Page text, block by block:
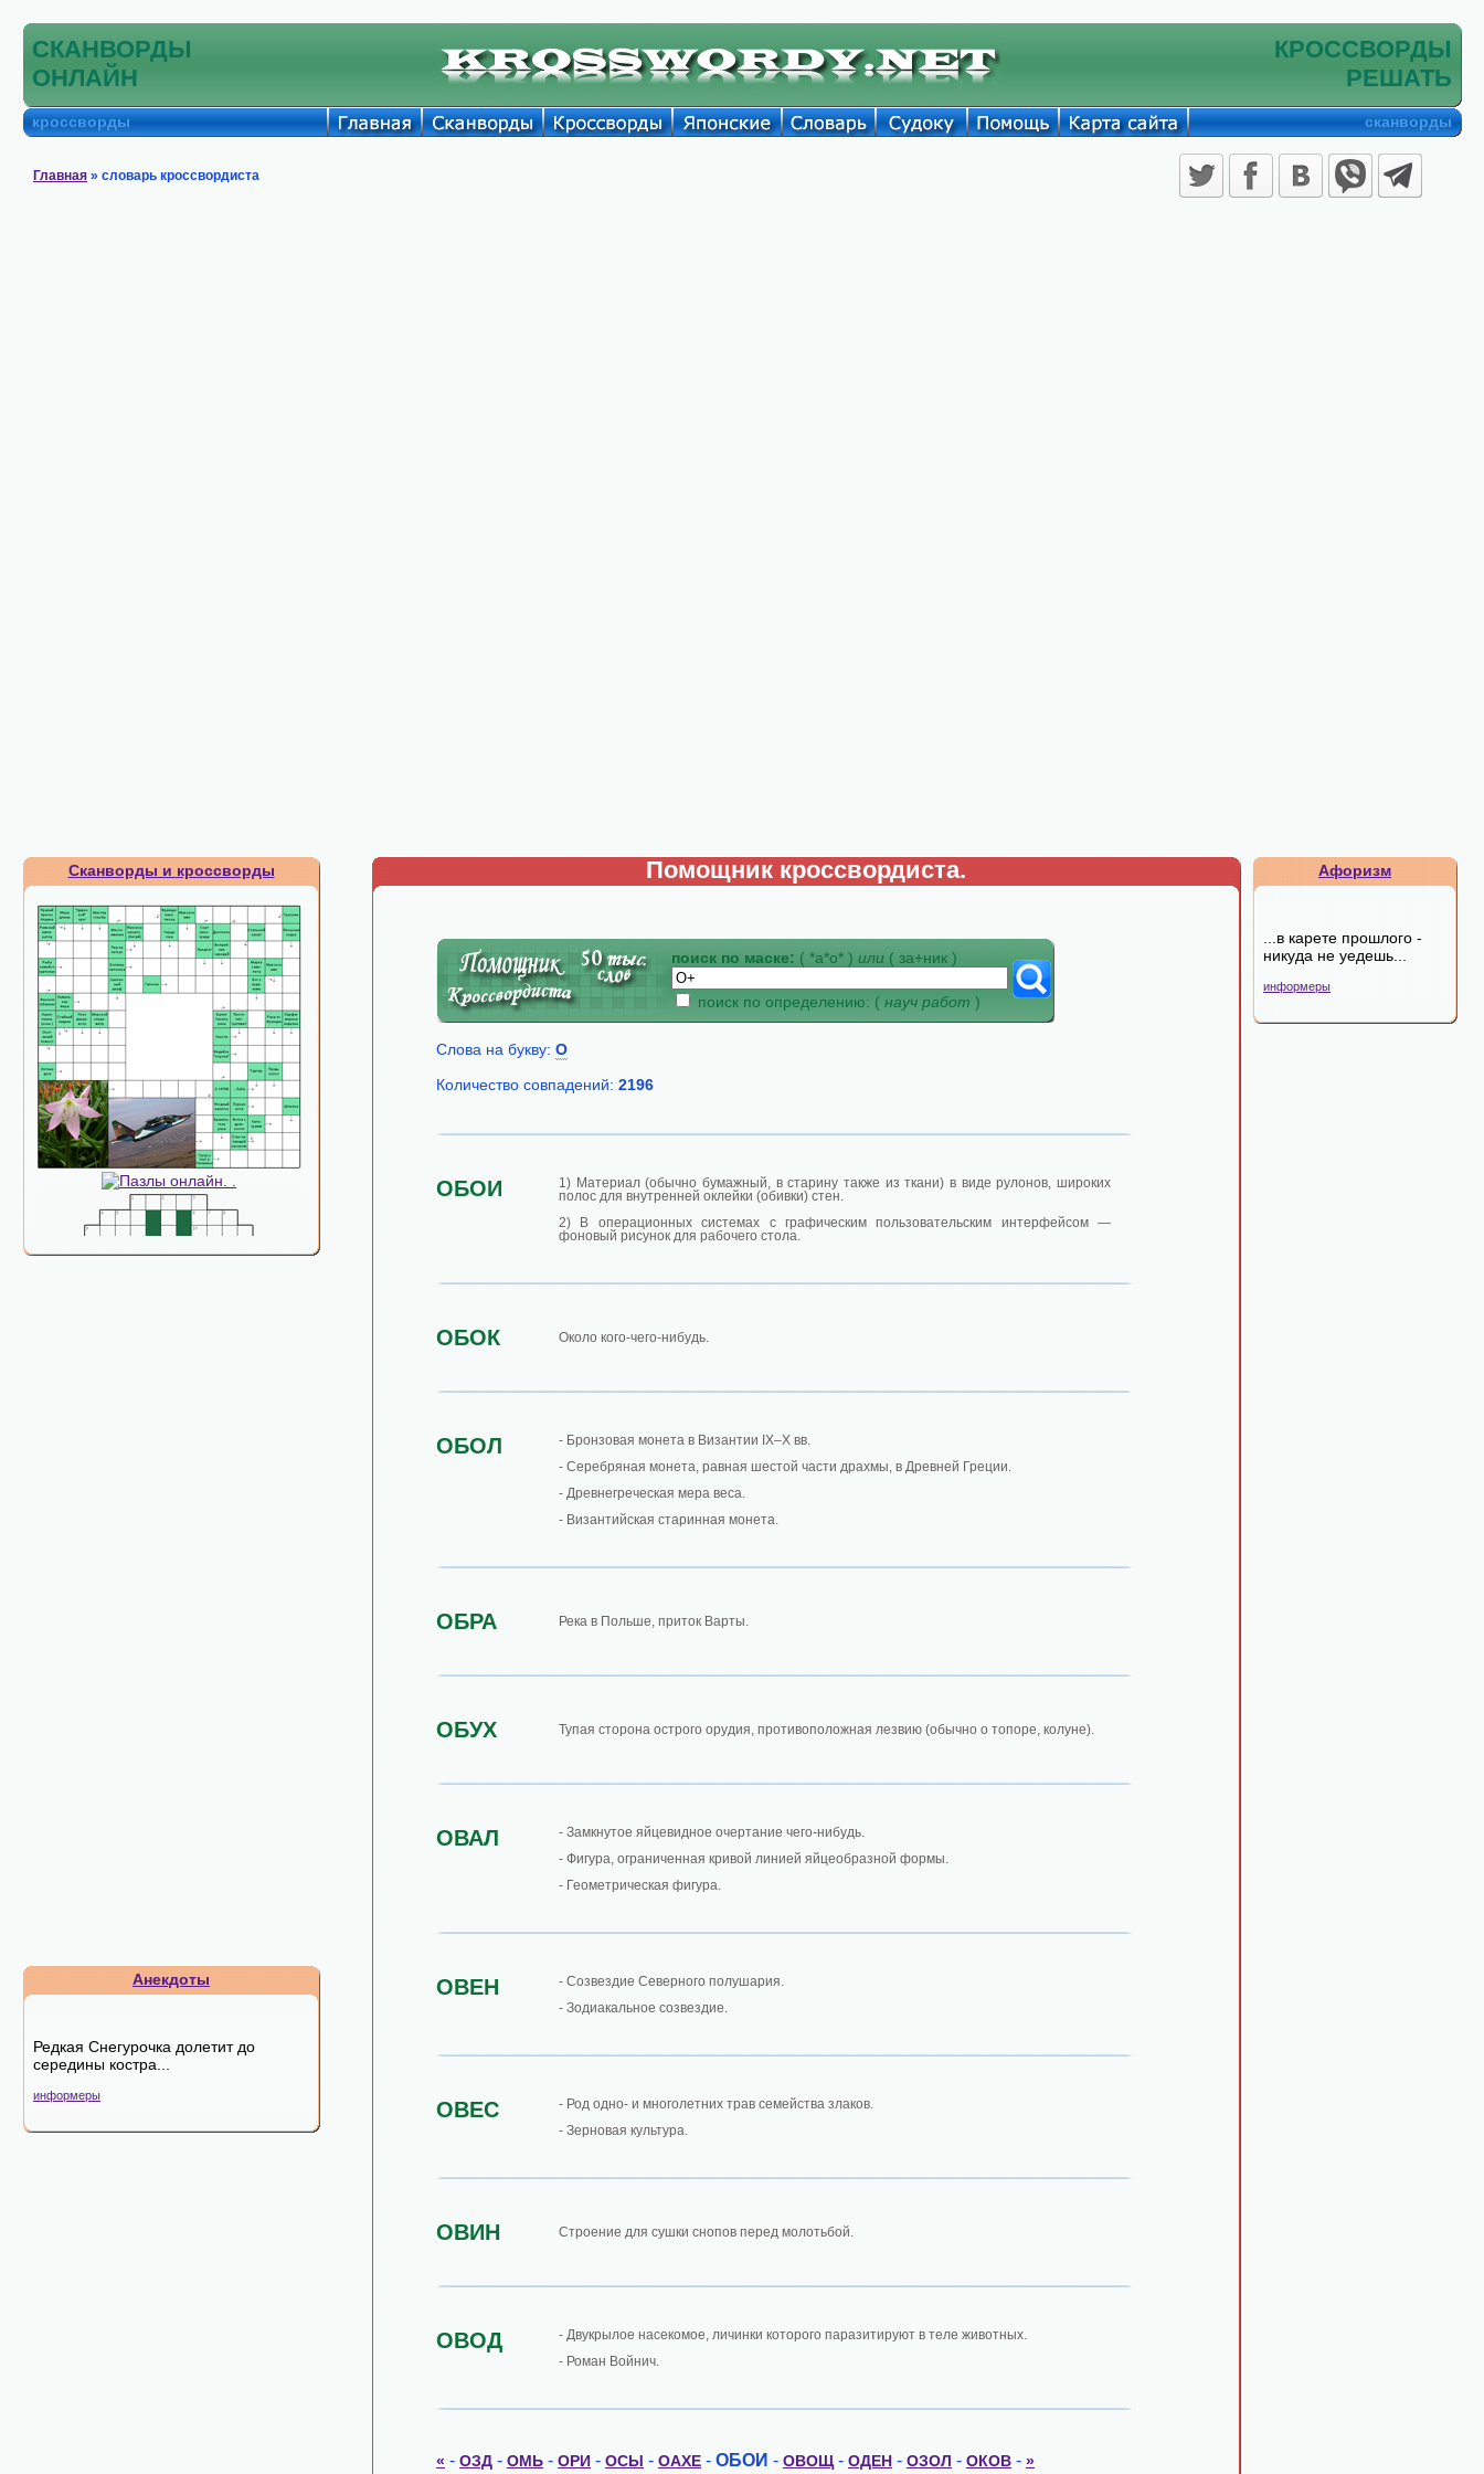
СКАНВОРДЫ
ОНЛАЙН
КРОССВОРДЫ
РЕШАТЬ
кроссворды сканворды
Главная » словарь кроссвордиста
Сканворды и кроссворды
Анекдоты
Редкая Снегурочка долетит до
середины костра...
информеры
Помощник кроссвордиста.
поиск по маске: ( *а*о* ) или ( за+ник )
поиск по определению: ( науч работ )
Слова на букву: О
Количество совпадений: 2196
ОБОИ
1) Материал (обычно бумажный, в старину также из ткани) в виде рулонов, широких
полос для внутренней оклейки (обивки) стен.
2) В операционных системах с графическим пользовательским интерфейсом —
фоновый рисунок для рабочего стола.
ОБОК Около кого-чего-нибудь.
ОБОЛ
- Бронзовая монета в Византии IX–X вв.
- Серебряная монета, равная шестой части драхмы, в Древней Греции.
- Древнегреческая мера веса.
- Византийская старинная монета.
ОБРА Река в Польше, приток Варты.
ОБУХ Тупая сторона острого орудия, противоположная лезвию (обычно о топоре, колуне).
ОВАЛ
- Замкнутое яйцевидное очертание чего-нибудь.
- Фигура, ограниченная кривой линией яйцеобразной формы.
- Геометрическая фигура.
ОВЕН
- Созвездие Северного полушария.
- Зодиакальное созвездие.
ОВЕС
- Род одно- и многолетних трав семейства злаков.
- Зерновая культура.
ОВИН Строение для сушки снопов перед молотьбой.
ОВОД
- Двукрылое насекомое, личинки которого паразитируют в теле животных.
- Роман Войнич.
« - ОЗД - ОМЬ - ОРИ - ОСЫ - ОАХЕ - ОБОИ - ОВОЩ- ОДЕН - ОЗОЛ - ОКОВ - »
Афоризм
...в карете прошлого -
никуда не уедешь...
информеры